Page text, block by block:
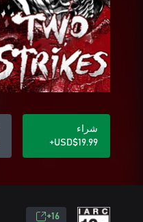
شراء
USD$19.99+
16+